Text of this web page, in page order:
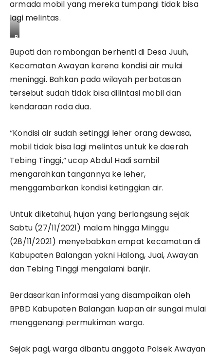
armada mobil yang mereka tumpangi tidak bisa
lagi melintas.
B
p
a
t
i
a
l
a
g
a
n
i
n
j
a
a
j
i
r
d
K
a
a
t
a
A
Bupati dan rombongan berhenti di Desa Juuh,
Kecamatan Awayan karena kondisi air mulai
meninggi. Bahkan pada wilayah perbatasan
tersebut sudah tidak bisa dilintasi mobil dan
kendaraan roda dua.
“Kondisi air sudah setinggi leher orang dewasa,
mobil tidak bisa lagi melintas untuk ke daerah
Tebing Tinggi,” ucap Abdul Hadi sambil
mengarahkan tangannya ke leher,
menggambarkan kondisi ketinggian air.
Untuk diketahui, hujan yang berlangsung sejak
Sabtu (27/11/2021) malam hingga Minggu
(28/11/2021) menyebabkan empat kecamatan di
Kabupaten Balangan yakni Halong, Juai, Awayan
dan Tebing Tinggi mengalami banjir.
Berdasarkan informasi yang disampaikan oleh
BPBD Kabupaten Balangan luapan air sungai mulai
menggenangi permukiman warga.
Sejak pagi, warga dibantu anggota Polsek Awayan